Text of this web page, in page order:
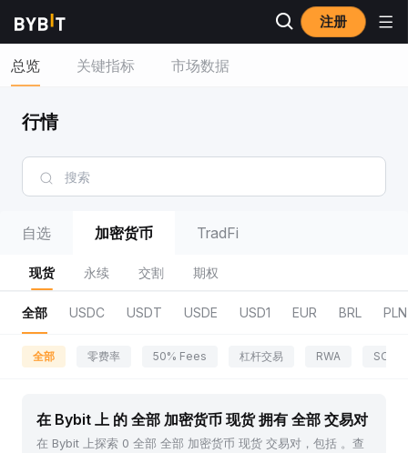
注册
总览 关键指标 市场数据
行情
自选 加密货币 TradFi
现货 永续 交割 期权
全部 USDC USDT USDE USD1 EUR BRL PLN
全部 零费率 50% Fees 杠杆交易 RWA SOL
在 Bybit 上 的 全部 加密货币 现货 拥有 全部 交易对
在 Bybit 上探索 0 全部 全部 加密货币 现货 交易对，包括 。查